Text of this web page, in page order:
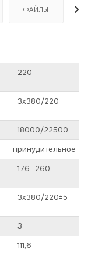
ФАЙЛЫ
220
3х380/220
18000/22500
принудительное
176…260
3х380/220±5
3
111,6